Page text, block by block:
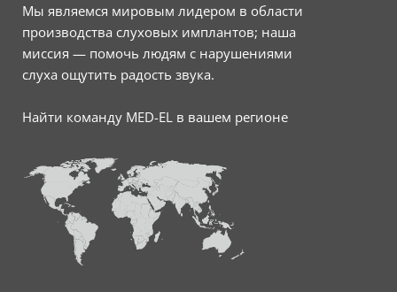
Мы являемся мировым лидером в области
производства слуховых имплантов; наша
миссия — помочь людям с нарушениями
слуха ощутить радость звука.
Найти команду MED-EL в вашем регионе